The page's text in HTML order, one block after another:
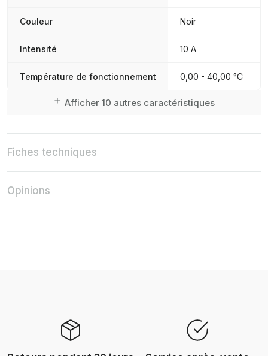
Couleur Noir
Intensité 10 A
Température de fonctionnement 0,00 - 40,00 °C
Afficher 10 autres caractéristiques
Fiches techniques
Opinions